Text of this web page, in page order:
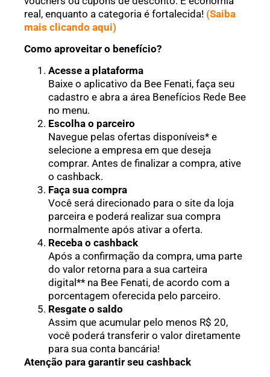
real, enquanto a categoria é fortalecida! (Saiba
mais clicando aqui)
Como aproveitar o benefício?
Acesse a plataforma
Baixe o aplicativo da Bee Fenati, faça seu
cadastro e abra a área Benefícios Rede Bee
no menu.
Escolha o parceiro
Navegue pelas ofertas disponíveis* e
selecione a empresa em que deseja
comprar. Antes de finalizar a compra, ative
o cashback.
Faça sua compra
Você será direcionado para o site da loja
parceira e poderá realizar sua compra
normalmente após ativar a oferta.
Receba o cashback
Após a confirmação da compra, uma parte
do valor retorna para a sua carteira
digital** na Bee Fenati, de acordo com a
porcentagem oferecida pelo parceiro.
Resgate o saldo
Assim que acumular pelo menos R$ 20,
você poderá transferir o valor diretamente
para sua conta bancária!
Atenção para garantir seu cashback